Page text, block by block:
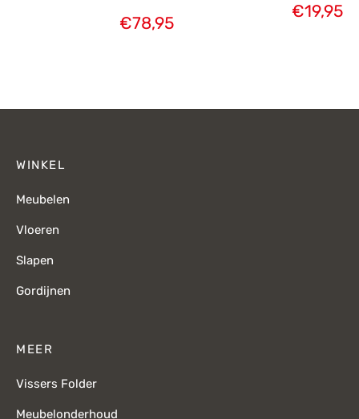
€78,95
€19,95
WINKEL
Meubelen
Vloeren
Slapen
Gordijnen
MEER
Vissers Folder
Meubelonderhoud